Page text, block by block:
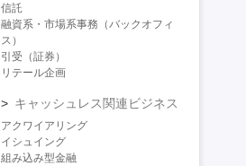
信託
融資系・市場系事務（バックオフィ
ス）
引受（証券）
リテール企画
キャッシュレス関連ビジネス
アクワイアリング
イシュイング
組み込み型金融